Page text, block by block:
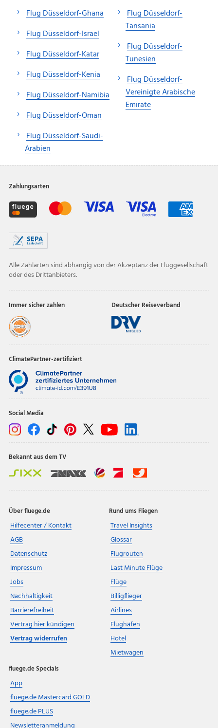
Flug Düsseldorf-Ghana
Flug Düsseldorf-Israel
Flug Düsseldorf-Katar
Flug Düsseldorf-Kenia
Flug Düsseldorf-Namibia
Flug Düsseldorf-Oman
Flug Düsseldorf-Saudi-
Arabien
Flug Düsseldorf-
Tansania
Flug Düsseldorf-
Tunesien
Flug Düsseldorf-
Vereinigte Arabische
Emirate